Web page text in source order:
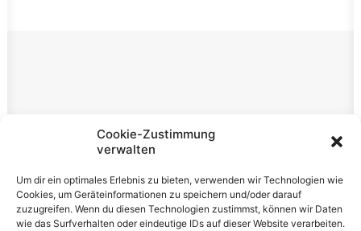
Cookie-Zustimmung
verwalten
Um dir ein optimales Erlebnis zu bieten, verwenden wir Technologien wie
Cookies, um Geräteinformationen zu speichern und/oder darauf
zuzugreifen. Wenn du diesen Technologien zustimmst, können wir Daten
wie das Surfverhalten oder eindeutige IDs auf dieser Website verarbeiten.
Rechtliches
Datenschutzerklärung
Cookie-Richtlinie (EU)